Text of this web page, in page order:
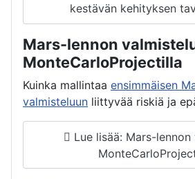
kestävän kehityksen
Mars-lennon
MonteCarloProjectilla
Kuinka mallintaa ensimmäisen
valmisteluun liittyvää riskiä ja
Lue lisää: Mars-